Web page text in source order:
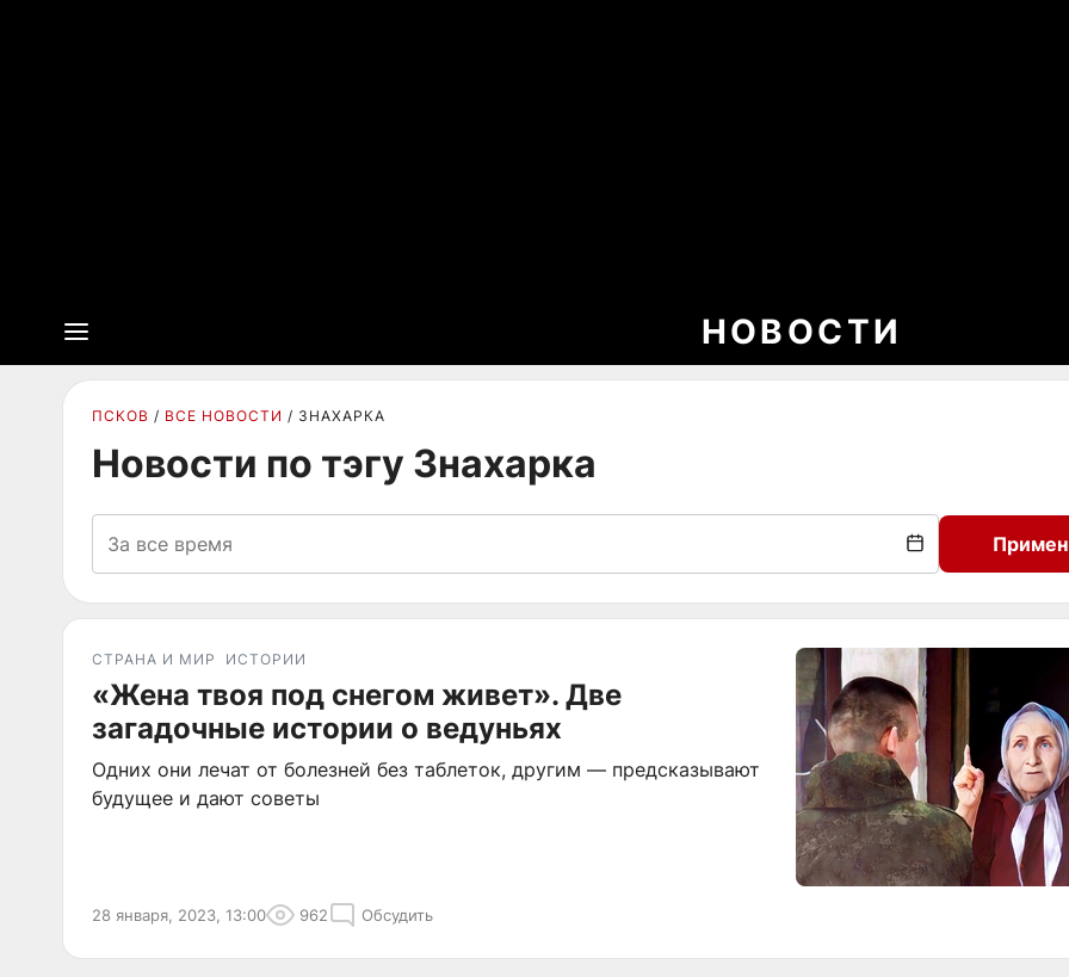
НОВОСТИ
ПСКОВ ВСЕ НОВОСТИ ЗНАХАРКА
Новости по тэгу Знахарка
СТРАНА И МИР ИСТОРИИ
«Жена твоя под снегом живет». Две
загадочные истории о ведуньях
Одних они лечат от болезней без таблеток, другим — предсказывают
будущее и дают советы
28 января, 2023, 13:00 962 Обсудить